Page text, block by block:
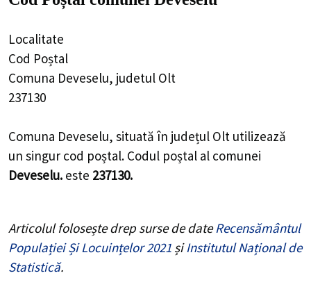
Localitate
Cod Poștal
Comuna Deveselu, judetul Olt
237130
Comuna Deveselu, situată în județul Olt utilizează
un singur cod poștal. Codul poștal al comunei
Deveselu. este 237130.
Articolul folosește drep surse de dateRecensământul
Populației Și Locuințelor 2021 șiInstitutul Național de
Statistică.